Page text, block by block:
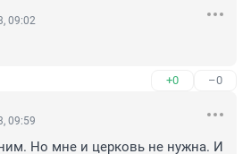
09:02
+0 –0
09:59
ним. Но мне и церковь не нужна. И